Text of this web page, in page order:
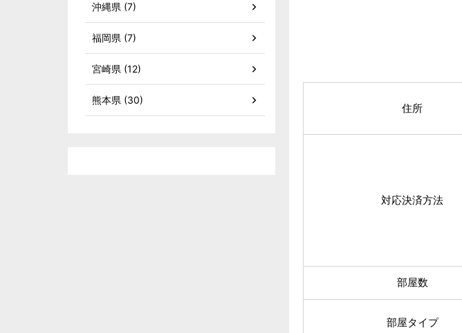
住所
対応決済方法
部屋数
部屋タイプ
沖縄県 (7)
福岡県 (7)
宮崎県 (12)
熊本県 (30)